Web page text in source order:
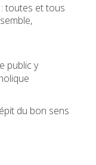
toutes et tous
public y
du bon sens